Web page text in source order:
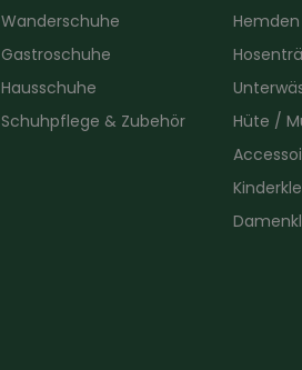
Wanderschuhe
Gastroschuhe
Hausschuhe
Schuhpflege & Zubehör
Hemden
Hüte /